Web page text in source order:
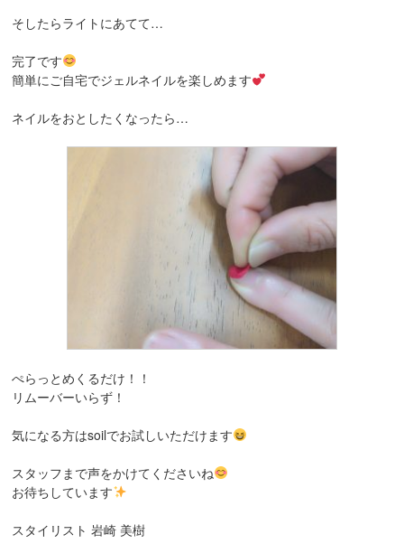
そしたらライトにあてて…
完了です
簡単にご自宅でジェルネイルを楽しめます
ネイルをおとしたくなったら…
ぺらっとめくるだけ！！
リムーバーいらず！
気になる方はsoilでお試しいただけます
スタッフまで声をかけてくださいね
お待ちしています
スタイリスト 岩崎 美樹